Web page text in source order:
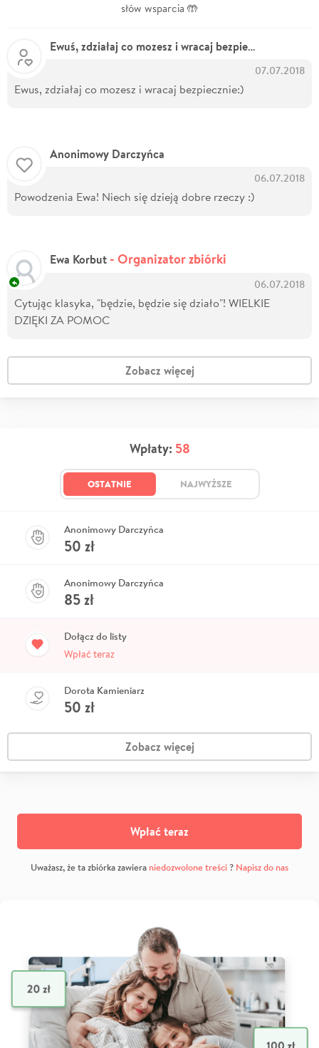
słów wsparcia 🤲
Ewuś, zdziałaj co mozesz i wracaj bezpiecznie:) Sylwia
07.07.2018
Ewus, zdziałaj co mozesz i wracaj bezpiecznie:)
Anonimowy Darczyńca
06.07.2018
Powodzenia Ewa! Niech się dzieją dobre rzeczy :)
Ewa Korbut - Organizator zbiórki
06.07.2018
Cytując klasyka, "będzie, będzie się działo"! WIELKIE
DZIĘKI ZA POMOC
Zobacz więcej
Wpłaty: 58
OSTATNIE NAJWYŻSZE
Anonimowy Darczyńca
50 zł
Anonimowy Darczyńca
85zł
Dołącz do listy
Wpłać teraz
Dorota Kamieniarz
50 zł
Zobacz więcej
Wpłać teraz
Uważasz, że ta zbiórka zawiera niedozwolone treści? Napisz do nas